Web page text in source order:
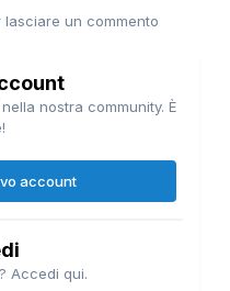
un commento
nostra community. È
account
Accedi qui.